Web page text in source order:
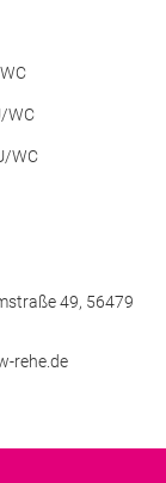
WC
WC
49, 56479
rehe.de